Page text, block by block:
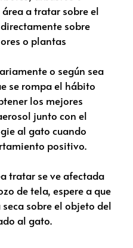
a tratar sobre el
sobre
o plantas
o según sea
se rompa el hábito
los mejores
junto con el
al gato cuando
positivo.
tratar se ve afectada
de tela, espere a que
sobre el objeto del
al gato.